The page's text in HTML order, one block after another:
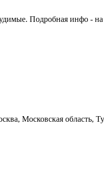
Подробная инфо -
Московская область,